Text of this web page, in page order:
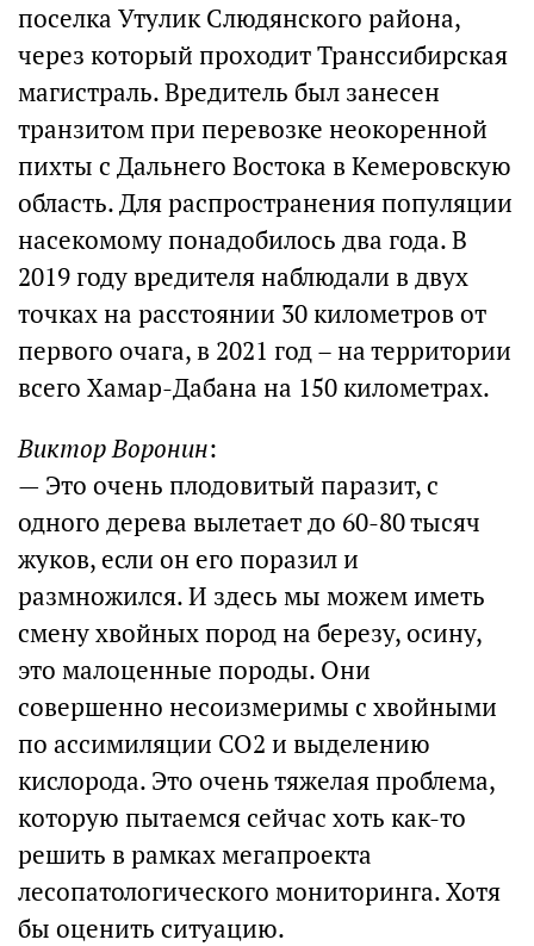
поселка Утулик Слюдянского района,
через который проходит Транссибирская
магистраль. Вредитель был занесен
транзитом при перевозке неокоренной
пихты с Дальнего Востока в Кемеровскую
область. Для распространения популяции
насекомому понадобилось два года. В
2019 году вредителя наблюдали в двух
точках на расстоянии 30 километров от
первого очага, в 2021 год – на территории
всего Хамар-Дабана на 150 километрах.
Виктор Воронин:
— Это очень плодовитый паразит, с
одного дерева вылетает до 60-80 тысяч
жуков, если он его поразил и
размножился. И здесь мы можем иметь
смену хвойных пород на березу, осину,
это малоценные породы. Они
совершенно несоизмеримы с хвойными
по ассимиляции CO2 и выделению
кислорода. Это очень тяжелая проблема,
которую пытаемся сейчас хоть как-то
решить в рамках мегапроекта
лесопатологического мониторинга. Хотя
бы оценить ситуацию.